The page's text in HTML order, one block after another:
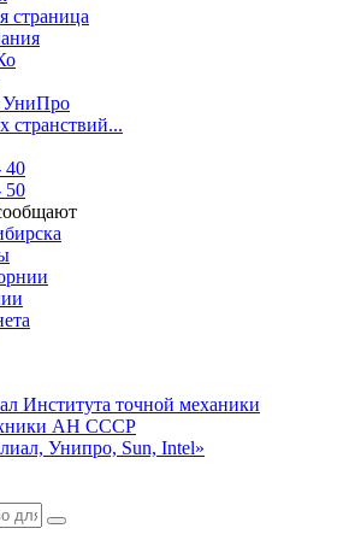
страница
УниПро
странствий...
40
50
Института точной механики
АН СССР
Унипро, Sun, Intel»